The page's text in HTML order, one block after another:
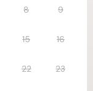
8 9
15 16
22 23